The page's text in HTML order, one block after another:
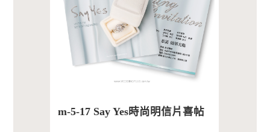
m-5-17 Say Yes時尚明信片喜帖